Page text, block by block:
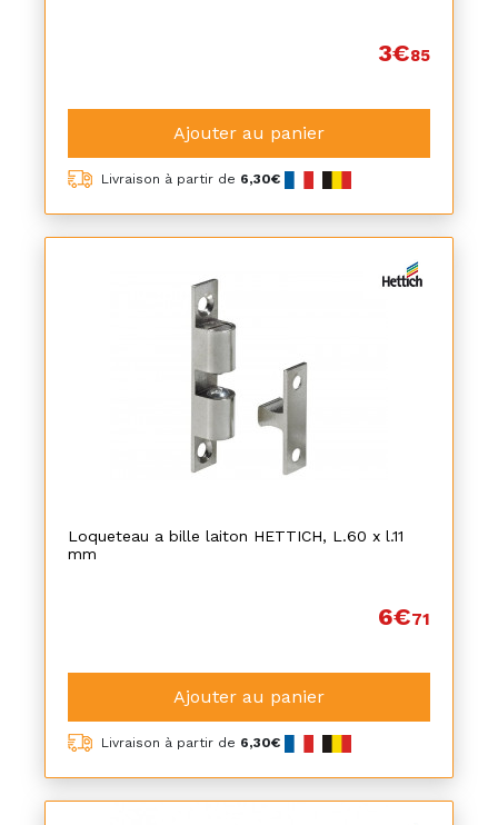
3€85
Ajouter au panier
Livraison à partir de 6,30€
Loqueteau a bille laiton HETTICH, L.60 x l.11
mm
6€71
Ajouter au panier
Livraison à partir de 6,30€